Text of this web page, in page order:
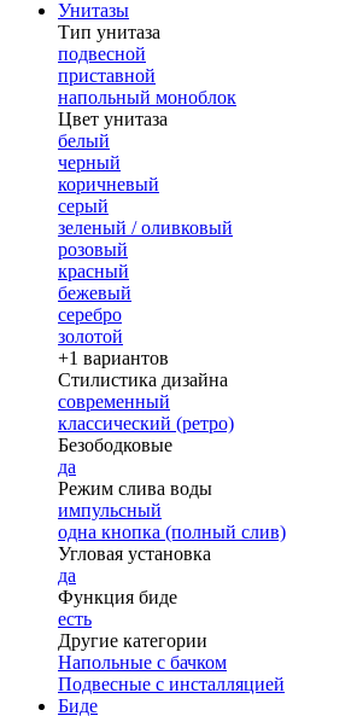
Унитазы
Тип унитаза
подвесной
приставной
напольный моноблок
Цвет унитаза
белый
черный
коричневый
серый
зеленый / оливковый
розовый
красный
бежевый
серебро
золотой
+1 вариантов
Стилистика дизайна
современный
классический (ретро)
Безободковые
да
Режим слива воды
импульсный
одна кнопка (полный слив)
Угловая установка
да
Функция биде
есть
Другие категории
Напольные с бачком
Подвесные с инсталляцией
Биде